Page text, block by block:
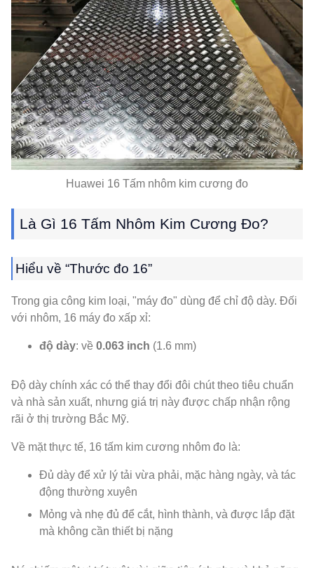
Huawei 16 Tấm nhôm kim cương đo
Là Gì 16 Tấm Nhôm Kim Cương Đo?
Hiểu về “Thước đo 16”
Trong gia công kim loại, "máy đo" dùng để chỉ độ dày. Đối
với nhôm, 16 máy đo xấp xỉ:
độ dày: về 0.063 inch (1.6 mm)
Độ dày chính xác có thể thay đổi đôi chút theo tiêu chuẩn
và nhà sản xuất, nhưng giá trị này được chấp nhận rộng
rãi ở thị trường Bắc Mỹ.
Về mặt thực tế, 16 tấm kim cương nhôm đo là:
Đủ dày để xử lý tải vừa phải, mặc hàng ngày, và tác
động thường xuyên
Mỏng và nhẹ đủ để cắt, hình thành, và được lắp đặt
mà không cần thiết bị nặng